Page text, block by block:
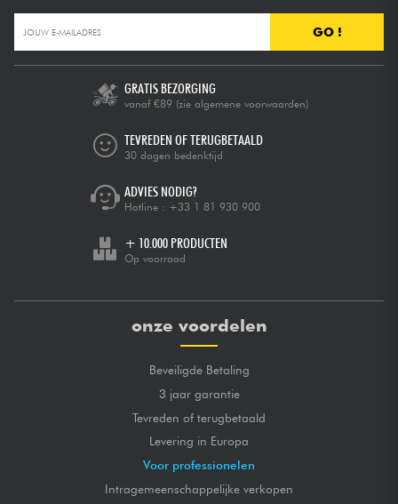
GO !
GRATIS BEZORGING
vanaf €89 (zie algemene voorwaarden)
TEVREDEN OF TERUGBETAALD
30 dagen bedenktijd
ADVIES NODIG?
Hotline : +33 1 81 930 900
+ 10.000 PRODUCTEN
Op voorraad
onze voordelen
Beveiligde Betaling
3 jaar garantie
Tevreden of terugbetaald
Levering in Europa
Voor professionelen
Intragemeenschappelijke verkopen